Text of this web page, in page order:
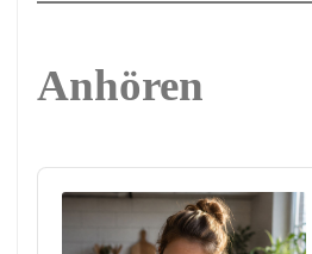
Anhören
Audio
Player